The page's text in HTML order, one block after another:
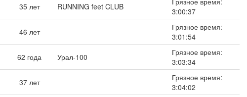
35 лет RUNNING feet CLUB
3:00:37
46 лет
Грязное время:
3:01:54
62 года Урал-100
Грязное время:
3:03:34
37 лет
Грязное время:
3:04:02